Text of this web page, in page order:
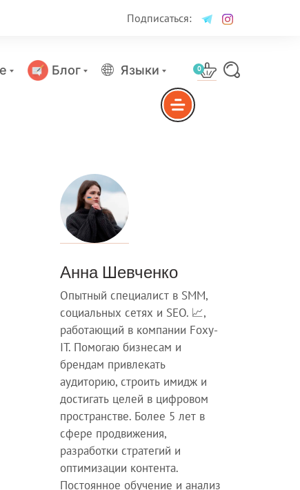
Подписаться:
Блог Языки 0
Анна Шевченко
Опытный специалист в SMM,
социальных сетях и SEO. 📈,
работающий в компании Foxy-
IT. Помогаю бизнесам и
брендам привлекать
аудиторию, строить имидж и
достигать целей в цифровом
пространстве. Более 5 лет в
сфере продвижения,
разработки стратегий и
оптимизации контента.
Постоянное обучение и анализ